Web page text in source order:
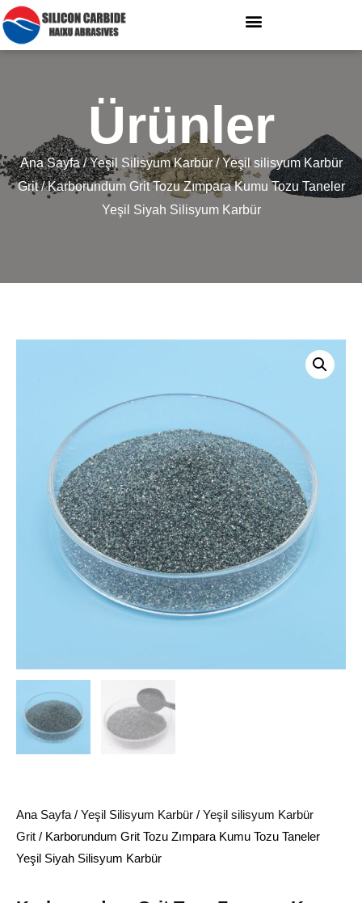
Ürünler
Ana Sayfa/Yeşil Silisyum Karbür/Yeşil silisyum Karbür
Grit/ Karborundum Grit Tozu Zımpara Kumu Tozu Taneler
Yeşil Siyah Silisyum Karbür
Ana Sayfa / Yeşil Silisyum Karbür / Yeşil silisyum Karbür
Grit / Karborundum Grit Tozu Zımpara Kumu Tozu Taneler
Yeşil Siyah Silisyum Karbür